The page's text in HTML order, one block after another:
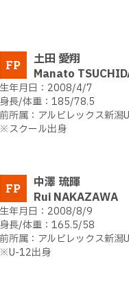
土田 愛翔
Manato
FP
2008/4/7
185/78.5
アルビレックス新潟
※スクール出身
中澤 琉暉
Rui NAKAZAWA
FP
2008/8/9
165.5/58
アルビレックス新潟
※U-12出身